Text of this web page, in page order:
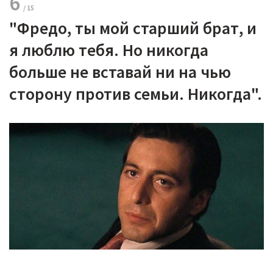
"Фредо, ты мой старший брат, и
я люблю тебя. Но никогда
больше не вставай ни на чью
сторону против семьи. Никогда".